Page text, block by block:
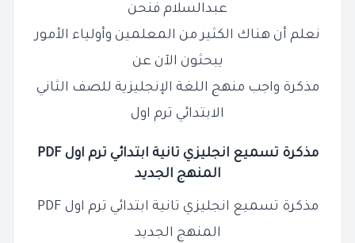
عبدالسلام فنحن
نعلم أن هناك الكثير من المعلمين وأولياء الأمور
يبحثون الآن عن
مذكرة واجب منهج اللغة الإنجليزية للصف الثاني
الابتدائي ترم اول
مذكرة تسميع انجليزي تانية ابتدائي ترم اول PDF
المنهج الجديد
مذكرة تسميع انجليزي تانية ابتدائي ترم اول PDF
المنهج الجديد